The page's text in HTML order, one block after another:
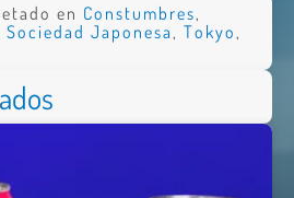
en Constumbres,
Sociedad Japonesa , Tokyo ,